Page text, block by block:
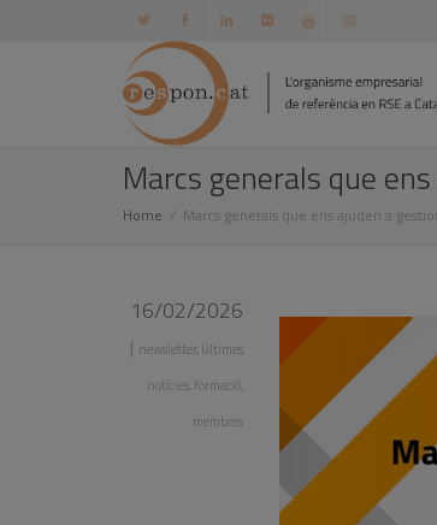
Marcs generals que
Home Marcs generals que ens ajuden a
16/02/2026
| newsletter, Últimes
notícies formació
membres